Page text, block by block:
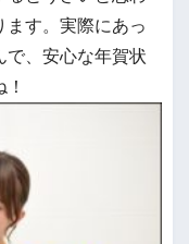
ます。実際にあっ
で、安心な年賀状